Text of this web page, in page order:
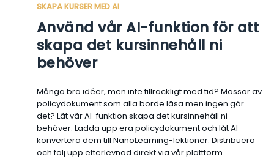
SKAPA KURSER MED AI
Använd vår AI-funktion för att
skapa det kursinnehåll ni
behöver
Många bra idéer, men inte tillräckligt med tid? Massor av
policydokument som alla borde läsa men ingen gör
det? Låt vår AI-funktion skapa det kursinnehåll ni
behöver. Ladda upp era policydokument och låt AI
konvertera dem till NanoLearning-lektioner. Distribuera
och följ upp efterlevnad direkt via vår plattform.